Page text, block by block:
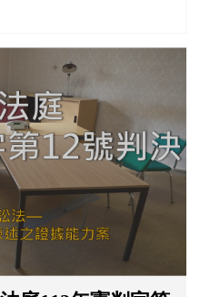
近日二審宣判，也認定張